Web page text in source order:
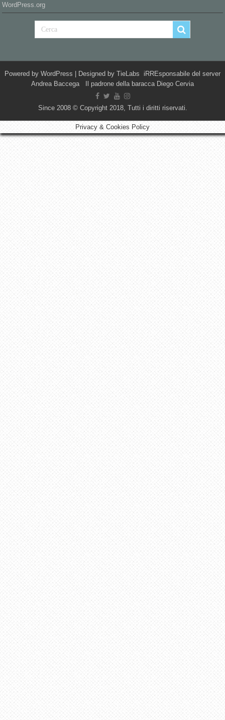
WordPress.org
Powered by WordPress | Designed by TieLabs iRREsponsabile del server
Andrea Baccega Il padrone della baracca Diego Cervia
Since 2008 © Copyright 2018, Tutti i diritti riservati.
Privacy & Cookies Policy